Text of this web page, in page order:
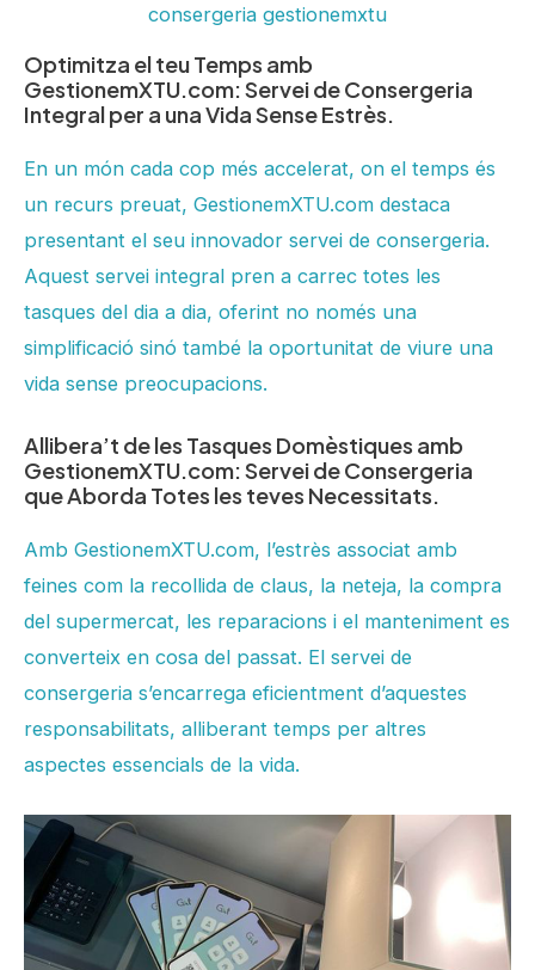
consergeria gestionemxtu
Optimitza el teu Temps amb
GestionemXTU.com: Servei de Consergeria
Integral per a una Vida Sense Estrès.
En un món cada cop més accelerat, on el temps és
un recurs preuat, GestionemXTU.com destaca
presentant el seu innovador servei de consergeria.
Aquest servei integral pren a carrec totes les
tasques del dia a dia, oferint no només una
simplificació sinó també la oportunitat de viure una
vida sense preocupacions.
Allibera’t de les Tasques Domèstiques amb
GestionemXTU.com: Servei de Consergeria
que Aborda Totes les teves Necessitats.
Amb GestionemXTU.com, l’estrès associat amb
feines com la recollida de claus, la neteja, la compra
del supermercat, les reparacions i el manteniment es
converteix en cosa del passat. El servei de
consergeria s’encarrega eficientment d’aquestes
responsabilitats, alliberant temps per altres
aspectes essencials de la vida.